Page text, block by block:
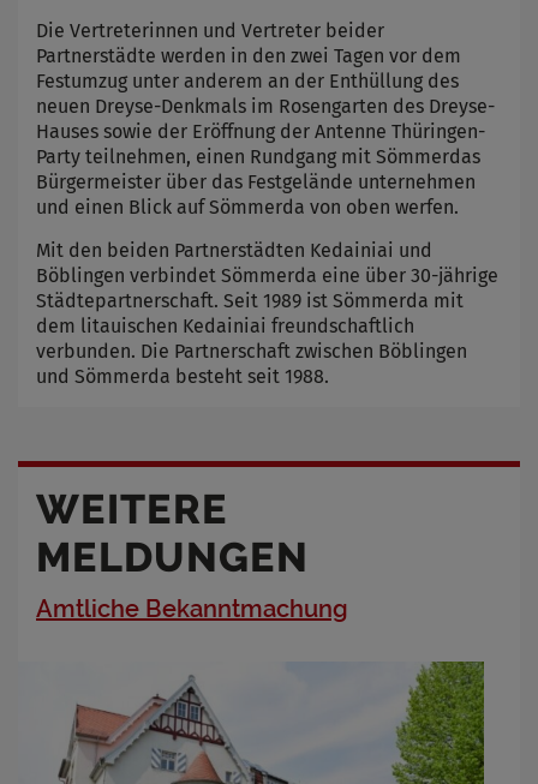
Die Vertreterinnen und Vertreter beider
Partnerstädte werden in den zwei Tagen vor dem
Festumzug unter anderem an der Enthüllung des
neuen Dreyse-Denkmals im Rosengarten des Dreyse-
Hauses sowie der Eröffnung der Antenne Thüringen-
Party teilnehmen, einen Rundgang mit Sömmerdas
Bürgermeister über das Festgelände unternehmen
und einen Blick auf Sömmerda von oben werfen.
Mit den beiden Partnerstädten Kedainiai und
Böblingen verbindet Sömmerda eine über 30-jährige
Städtepartnerschaft. Seit 1989 ist Sömmerda mit
dem litauischen Kedainiai freundschaftlich
verbunden. Die Partnerschaft zwischen Böblingen
und Sömmerda besteht seit 1988.
WEITERE
MELDUNGEN
Amtliche Bekanntmachung